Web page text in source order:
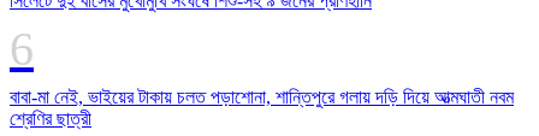
বাবা-মা নেই, ভাইয়ের টাকায় চলত পড়াশোনা, শান্তিপুরে গলায় দড়ি দিয়ে আত্মঘাতী নবম
শ্রেণির ছাত্রী